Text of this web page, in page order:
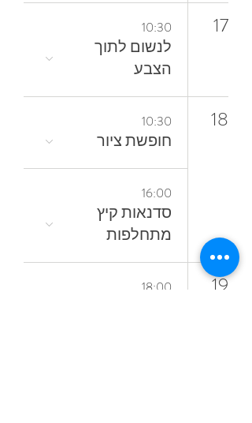
17
10:30
‬הצבע
18
10:30
חופשת ציור
16:00
סדנאות קיץ
מתחלפות
19
18:00